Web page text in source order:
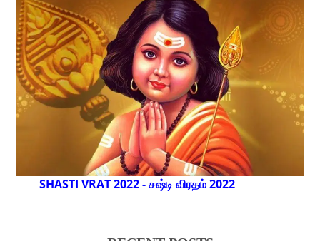
SHASTI VRAT 2022 - சஷ்டி விரதம் 2022